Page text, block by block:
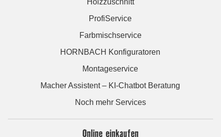
ProfiService
Farbmischservice
HORNBACH Konfiguratoren
Montageservice
Macher Assistent – KI-Chatbot Beratung
Noch mehr Services
Online einkaufen